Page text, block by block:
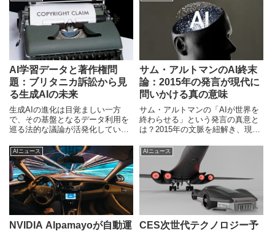
AI学習データと著作権問
題：ブリタニカ訴訟から見
る生成AIの未来
生成AIの進化は目覚ましい一方
で、その基盤となるデータ利用を
巡る法的な議論が活発化していま
開発の未来を左右する重要な局面
を迎えており、ブリタニカの
OpenAI提訴はその象徴です。
サム・アルトマンのAI終末
論：2015年の発言が現代に
問いかける真の意味
サム・アルトマンの「AIが世界を
終わらせる」という発言の真意と
は？2015年の文脈を紐解き、現代
を解説します。
AIニュース
NVIDIA Alpamayoが自動運
AIニュース
CES次世代テクノロジー予